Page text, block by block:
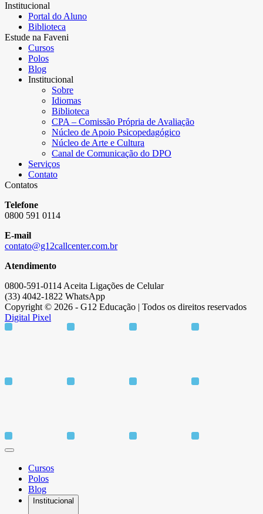
Institucional
Portal do Aluno
Biblioteca
Estude na Faveni
Cursos
Polos
Blog
Institucional
Sobre
Idiomas
Biblioteca
CPA – Comissão Própria de Avaliação
Núcleo de Apoio Psicopedagógico
Núcleo de Arte e Cultura
Canal de Comunicação do DPO
Serviços
Contato
Contatos
Telefone
0800 591 0114
E-mail
contato@g12callcenter.com.br
Atendimento
0800-591-0114 Aceita Ligações de Celular
(33) 4042-1822 WhatsApp
Copyright © 2026 - G12 Educação | Todos os direitos reservados
Digital Pixel
Cursos
Polos
Blog
Institucional